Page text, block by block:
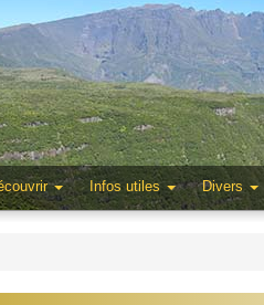
Infos utiles Divers